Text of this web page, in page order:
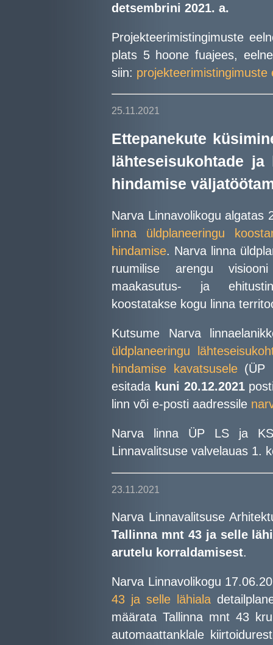
detsembrini 2021. a.
Projekteerimistingimuste
plats 5 hoone fuajees,
siin: projekteerimistingimuste
25.11.2021
Ettepanekute
lähteseisukohtade ja
hindamise
Narva Linnavolikogu
linna üldplaneeringu
hindamise. Narva linna
ruumilise arengu
maakasutus- ja
koostatakse kogu linna
Kutsume Narva
üldplaneeringu
hindamise kavatsusele(ÜP
esitada kuni 20.12.2021
linn või e-posti aadressile
Narva linna ÜP LS ja
Linnavalitsuse valvelauas 1.
23.11.2021
Narva Linnavalitsuse
Tallinna mnt 43 ja selle
arutelu korraldamisest.
Narva Linnavolikogu
43 ja selle lähiala
määrata Tallinna mnt 43
automaattanklale